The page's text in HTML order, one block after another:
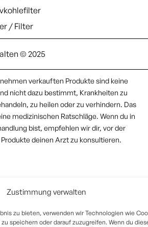
Zustimmung verwalten
zu bieten, verwenden wir Technologien wie
speichern oder darauf zuzugreifen. Wenn du
/ Filter
© 2025
verkauften Produkte sind keine
nicht dazu bestimmt, Krankheiten zu
zu heilen oder zu verhindern. Das
medizinischen Ratschläge. Wenn du in
bist, empfehlen wir dir, vor der
deinen Arzt zu konsultieren.